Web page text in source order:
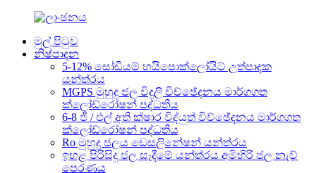
මුල් පිටුව
නිෂ්පාදන
5-12% සෝඩියම් හයිපොක්ලෝයිට් උත්පාදක
යන්ත්රය
MGPS මුහුදු ජල විදුලි විච්ඡේදනය මාර්ගගත
ක්ලෝඩ්රෝෂන් පද්ධතිය
6-8 ජී / එල් අති ක්ෂාර විද්යුත් විච්ඡේදනය මාර්ගගත
ක්ලෝඩ්රෝෂන් පද්ධතිය
Ro මුහුදු ජලය ඩෙසලිනේෂන් යන්ත්රය
ඉහළ පිරිසිදු ජල සෑදීමේ යන්ත්රය අමිහිරි ජල නැව්
පෙරණය